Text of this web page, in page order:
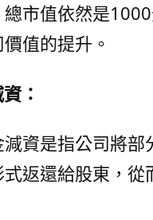
總市值依然是
值的提升。
：
資是指公司將部
返還給股東，從